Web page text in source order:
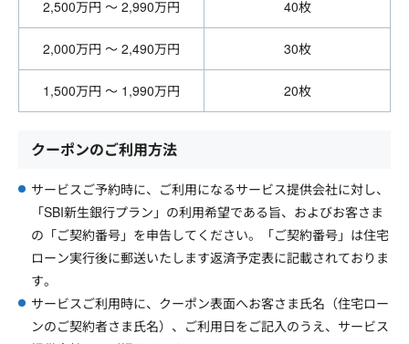
2,500万円 ～ 2,990万円 40枚
2,000万円 ～ 2,490万円 30枚
1,500万円 ～ 1,990万円 20枚
クーポンのご利用方法
サービスご予約時に、ご利用になるサービス提供会社に対し、
「SBI新生銀行プラン」の利用希望である旨、およびお客さま
の「ご契約番号」を申告してください。「ご契約番号」は住宅
ローン実行後に郵送いたします返済予定表に記載されておりま
す。
サービスご利用時に、クーポン表面へお客さま氏名（住宅ロー
ンのご契約者さま氏名）、ご利用日をご記入のうえ、サービス